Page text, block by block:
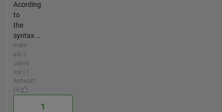
Acording
to
the
syntax...
mehr
als 3
Jahre
vor | 1
Antwort
| 0
1